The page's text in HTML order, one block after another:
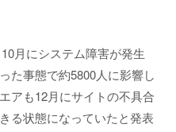
月にシステム障害が発生
た事態で約5800人に影響し
アも12月にサイトの不具合
る状態になっていたと発表